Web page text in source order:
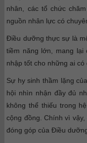
nhân, các tổ chức
nguồn nhân lực có
Điều dưỡng thực sự là
tiềm năng lớn, mang lại
nhập tốt cho những ai
Sự hy sinh thầm lặng
hội nhìn nhận đầy đủ
không thể thiếu trong
cộng đồng. Chính vì
đóng góp của Điều